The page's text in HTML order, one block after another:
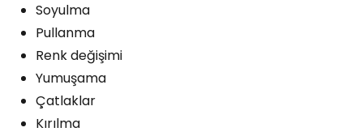
Soyulma
Pullanma
Renk değişimi
Yumuşama
Çatlaklar
Kırılma